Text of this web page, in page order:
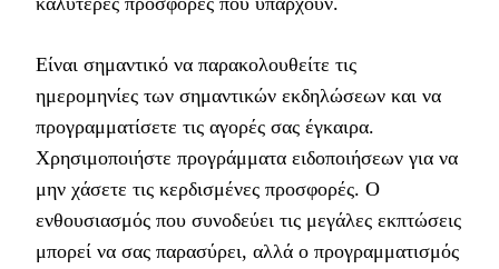
Είναι σημαντικό να παρακολουθείτε τις
ημερομηνίες των σημαντικών εκδηλώσεων και να
προγραμματίσετε τις αγορές σας έγκαιρα.
Χρησιμοποιήστε προγράμματα ειδοποιήσεων για να
μην χάσετε τις κερδισμένες προσφορές. Ο
ενθουσιασμός που συνοδεύει τις μεγάλες εκπτώσεις
μπορεί να σας παρασύρει, αλλά ο προγραμματισμός